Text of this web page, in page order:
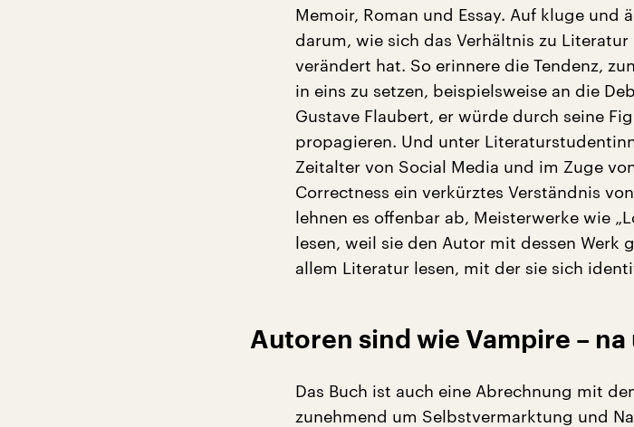
Memoir, Roman und Essay. Auf kluge und
darum, wie sich das Verhältnis zu
verändert hat. So erinnere die Tendenz,
in eins zu setzen, beispielsweise an die
Gustave Flaubert, er würde durch seine
propagieren. Und unter
Zeitalter von Social Media und im Zuge
Correctness ein verkürztes Verständnis
lehnen es offenbar ab, Meisterwerke wie
lesen, weil sie den Autor mit dessen Werk
allem Literatur lesen, mit der sie sich
Autoren sind wie Vampire – na
Das Buch ist auch eine Abrechnung mit
zunehmend um Selbstvermarktung und